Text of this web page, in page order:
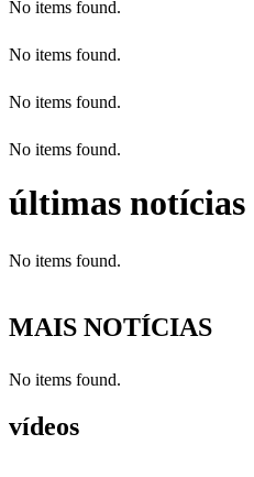
No items found.
No items found.
No items found.
No items found.
últimas notícias
No items found.
MAIS NOTÍCIAS
No items found.
vídeos